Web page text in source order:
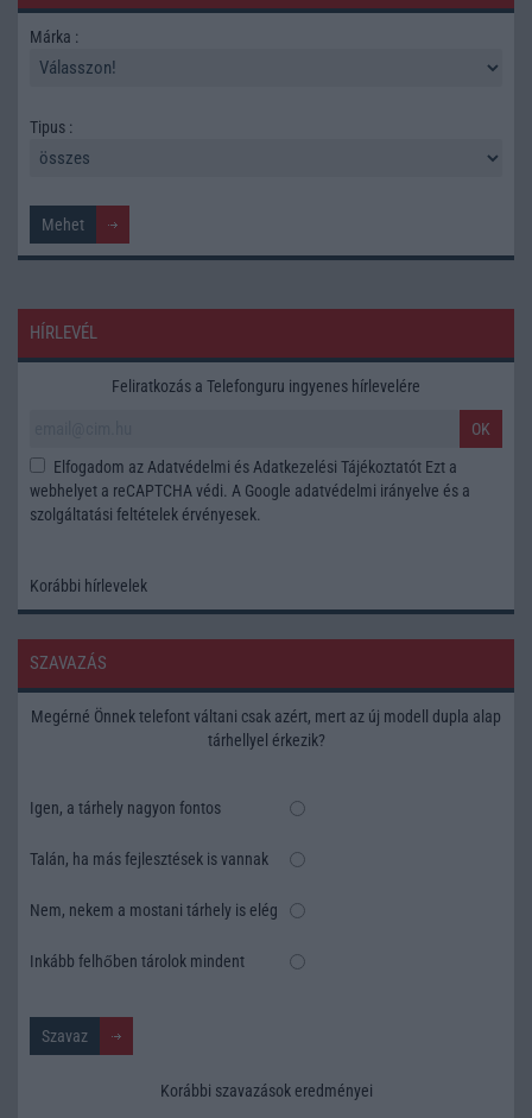
Márka :
Tipus :
HÍRLEVÉL
Feliratkozás a Telefonguru ingyenes hírlevelére
OK
Elfogadom az Adatvédelmi és Adatkezelési Tájékoztatót Ezt a
webhelyet a reCAPTCHA védi. A Google adatvédelmi irányelve és a
szolgáltatási feltételek érvényesek.
Korábbi hírlevelek
SZAVAZÁS
Megérné Önnek telefont váltani csak azért, mert az új modell dupla alap
tárhellyel érkezik?
Igen, a tárhely nagyon fontos
Talán, ha más fejlesztések is vannak
Nem, nekem a mostani tárhely is elég
Inkább felhőben tárolok mindent
Korábbi szavazások eredményei